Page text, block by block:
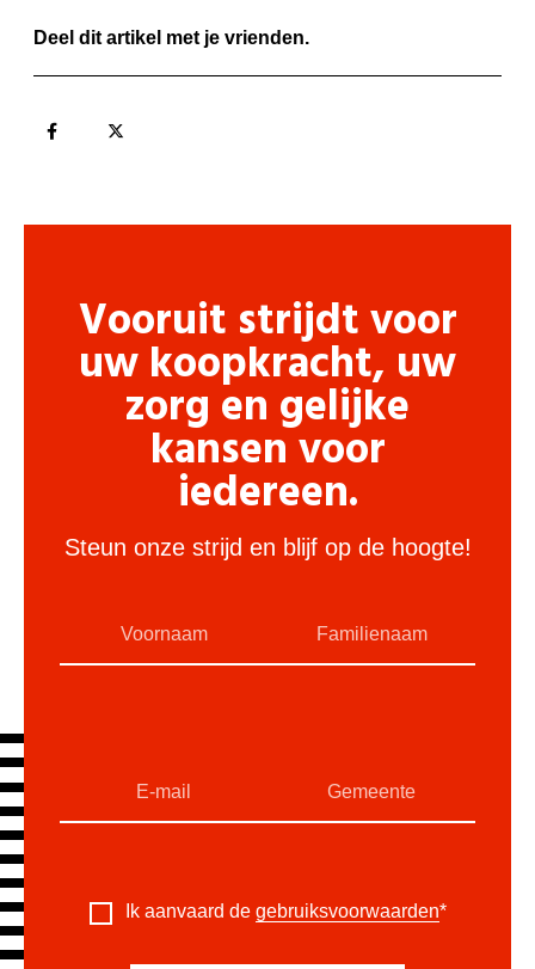
Deel dit artikel met je vrienden.
Vooruit strijdt voor
uw koopkracht, uw
zorg en gelijke
kansen voor
iedereen.
Steun onze strijd en blijf op de hoogte!
Ik aanvaard de gebruiksvoorwaarden*